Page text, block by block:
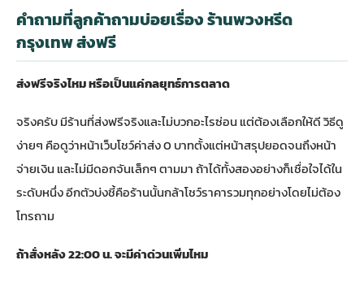
คำถามที่ลูกค้าถามบ่อยเรื่อง ร้านพวงหรีด
กรุงเทพ ส่งฟรี
ส่งฟรีจริงไหม หรือเป็นแค่กลยุทธ์การตลาด
จริงครับ มีร้านที่ส่งฟรีจริงและไม่บวกอะไรซ่อน แต่ต้องเลือกให้ดี วิธีดู
ง่ายๆ คือดูว่าหน้าเว็บโชว์ค่าส่ง 0 บาทตั้งแต่หน้าสรุปยอดจนถึงหน้า
จ่ายเงิน และไม่มีดอกจันเล็กๆ ตามมา ถ้าได้ทั้งสองอย่างก็เชื่อใจได้ใน
ระดับหนึ่ง อีกตัวบ่งชี้คือร้านนั้นกล้าโชว์ราคารวมทุกอย่างโดยไม่ต้อง
โทรถาม
ถ้าสั่งหลัง 22:00 น. จะมีค่าด่วนเพิ่มไหม